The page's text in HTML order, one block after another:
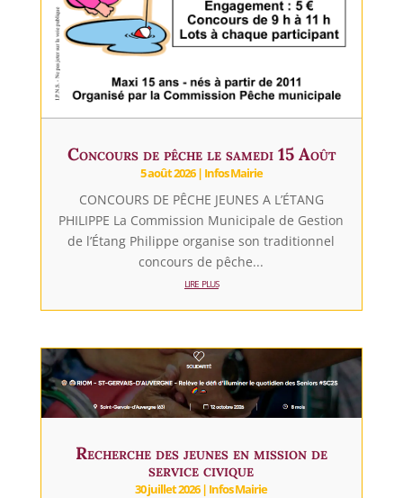
Concours de pêche le samedi 15 Août
5 août 2026| Infos Mairie
CONCOURS DE PÊCHE JEUNES A L’ÉTANG
PHILIPPE La Commission Municipale de Gestion
de l’Étang Philippe organise son traditionnel
concours de pêche...
lire plus
Recherche des jeunes en mission de
service civique
30 juillet 2026| Infos Mairie